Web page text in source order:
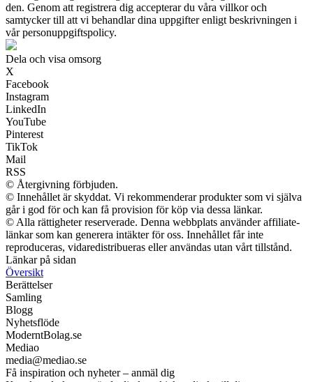
den. Genom att registrera dig accepterar du våra villkor och
samtycker till att vi behandlar dina uppgifter enligt beskrivningen i
vår personuppgiftspolicy.
Dela och visa omsorg
X
Facebook
Instagram
LinkedIn
YouTube
Pinterest
TikTok
Mail
RSS
© Återgivning förbjuden.
© Innehållet är skyddat. Vi rekommenderar produkter som vi själva
går i god för och kan få provision för köp via dessa länkar.
© Alla rättigheter reserverade. Denna webbplats använder affiliate-
länkar som kan generera intäkter för oss. Innehållet får inte
reproduceras, vidaredistribueras eller användas utan vårt tillstånd.
Länkar på sidan
Översikt
Berättelser
Samling
Blogg
Nyhetsflöde
ModerntBolag.se
Mediao
media@mediao.se
Få inspiration och nyheter – anmäl dig